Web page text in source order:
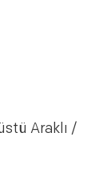
Araklı /